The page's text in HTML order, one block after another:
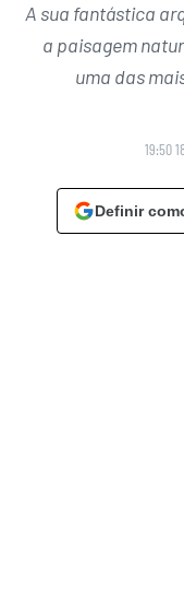
A sua fantástica
a paisagem
uma das
19:50
Definir